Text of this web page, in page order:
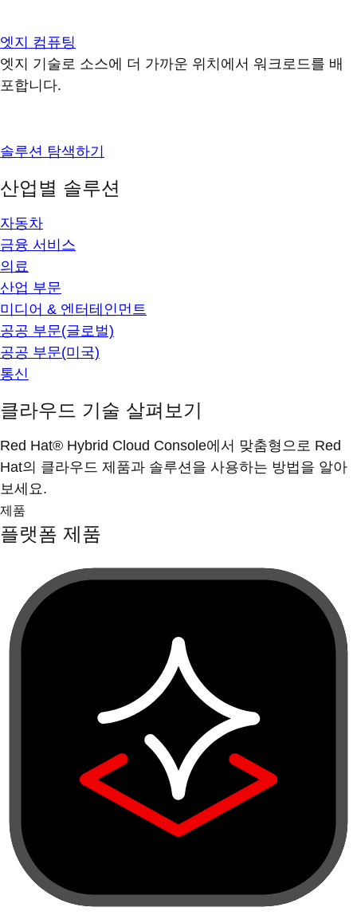
엣지 컴퓨팅
엣지 기술로 소스에 더 가까운 위치에서 워크로드를 배
포합니다.
솔루션 탐색하기
산업별 솔루션
자동차
금융 서비스
의료
산업 부문
미디어 & 엔터테인먼트
공공 부문(글로벌)
공공 부문(미국)
통신
클라우드 기술 살펴보기
Red Hat® Hybrid Cloud Console에서 맞춤형으로 Red
Hat의 클라우드 제품과 솔루션을 사용하는 방법을 알아
보세요.
제품
플랫폼 제품